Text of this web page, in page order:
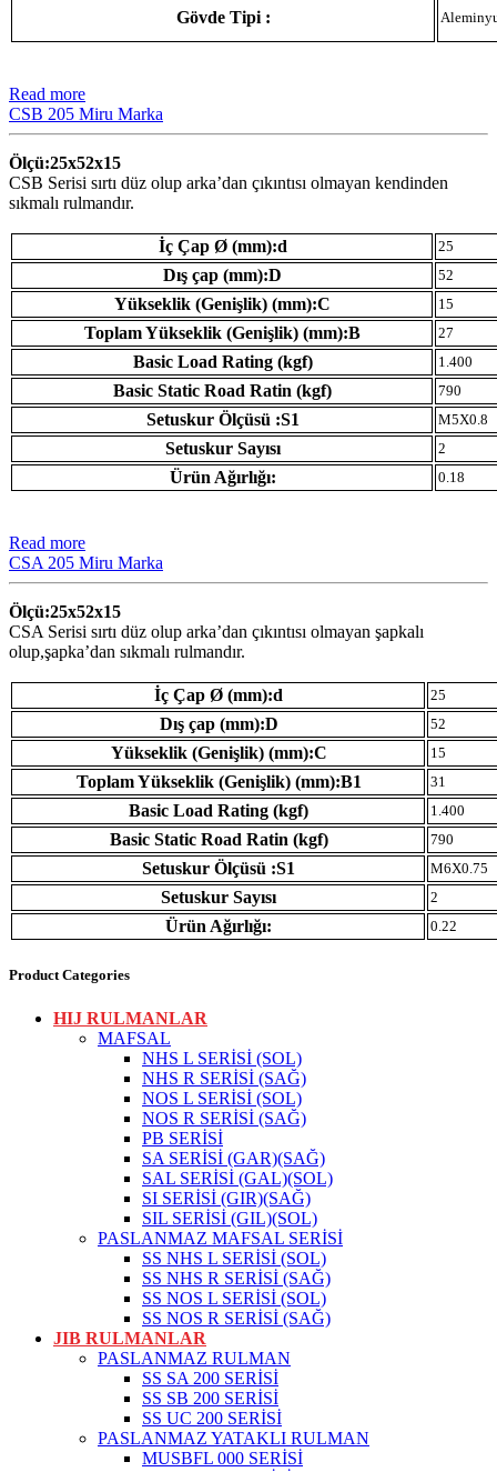
Gövde Tipi :
Read more
CSB 205 Miru Marka
Ölçü:25x52x15
CSB Serisi sırtı düz olup arka’dan çıkıntısı olmayan kendinden
sıkmalı rulmandır.
İç Çap Ø (mm):d 25
Dış çap (mm):D 52
Yükseklik (Genişlik) (mm):C 15
Toplam Yükseklik (Genişlik) (mm):B 27
Basic Load Rating (kgf) 1.400
Basic Static Road Ratin (kgf) 790
Setuskur Ölçüsü :S1 M5X0.8
Setuskur Sayısı 2
Ürün Ağırlığı: 0.18
Read more
CSA 205 Miru Marka
Ölçü:25x52x15
CSA Serisi sırtı düz olup arka’dan çıkıntısı olmayan şapkalı
olup,şapka’dan sıkmalı rulmandır.
İç Çap Ø (mm):d 25
Dış çap (mm):D 52
Yükseklik (Genişlik) (mm):C 15
Toplam Yükseklik (Genişlik) (mm):B1 31
Basic Load Rating (kgf) 1.400
Basic Static Road Ratin (kgf) 790
Setuskur Ölçüsü :S1 M6X0.75
Setuskur Sayısı 2
Ürün Ağırlığı: 0.22
Product Categories
HIJ RULMANLAR
MAFSAL
NHS L SERİSİ (SOL)
NHS R SERİSİ (SAĞ)
NOS L SERİSİ (SOL)
NOS R SERİSİ (SAĞ)
PB SERİSİ
SA SERİSİ (GAR)(SAĞ)
SAL SERİSİ (GAL)(SOL)
SI SERİSİ (GIR)(SAĞ)
SIL SERİSİ (GIL)(SOL)
PASLANMAZ MAFSAL SERİSİ
SS NHS L SERİSİ (SOL)
SS NHS R SERİSİ (SAĞ)
SS NOS L SERİSİ (SOL)
SS NOS R SERİSİ (SAĞ)
JIB RULMANLAR
PASLANMAZ RULMAN
SS SA 200 SERİSİ
SS SB 200 SERİSİ
SS UC 200 SERİSİ
PASLANMAZ YATAKLI RULMAN
MUSBFL 000 SERİSİ